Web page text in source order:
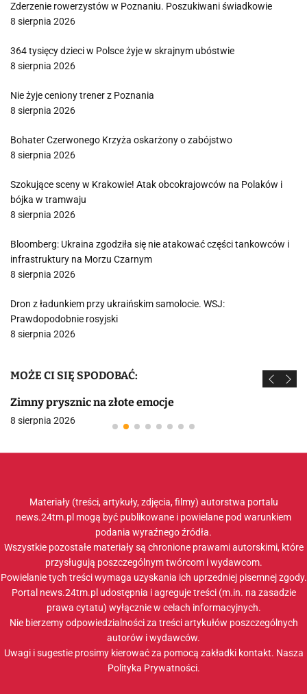
Zderzenie rowerzystów w Poznaniu. Poszukiwani świadkowie
8 sierpnia 2026
364 tysięcy dzieci w Polsce żyje w skrajnym ubóstwie
8 sierpnia 2026
Nie żyje ceniony trener z Poznania
8 sierpnia 2026
Bohater Czerwonego Krzyża oskarżony o zabójstwo
8 sierpnia 2026
Szokujące sceny w Krakowie! Atak obcokrajowców na Polaków i
bójka w tramwaju
8 sierpnia 2026
Bloomberg: Ukraina zgodziła się nie atakować części tankowców i
infrastruktury na Morzu Czarnym
8 sierpnia 2026
Dron z ładunkiem przy ukraińskim samolocie. WSJ:
Prawdopodobnie rosyjski
8 sierpnia 2026
MOŻE CI SIĘ SPODOBAĆ:
Zimny prysznic na złote emocje
8 sierpnia 2026
Materiały (treści, artykuły, zdjęcia, filmy) autorstwa portalu
news.24tm.pl mogą być publikowane i powielane pod warunkiem
podania wyraźnego źródła.
Wszystkie pozostałe materiały są chronione prawami autorskimi, które
przysługują poszczególnym twórcom i wydawcom.
Powielanie tych treści wymaga uzyskania ich uprzedniej pisemnej zgody.
Portal news.24tm.pl udostępnia i agreguje treści (m.in. na zasadzie
prawa cytatu) wyłącznie w celach informacyjnych.
Nie bierzemy odpowiedzialności za treści artykułów poszczególnych
autorów i wydawców.
Uwagi i sugestie prosimy kierować za pomocą zakładki kontakt. Nasza
Polityka Prywatności.